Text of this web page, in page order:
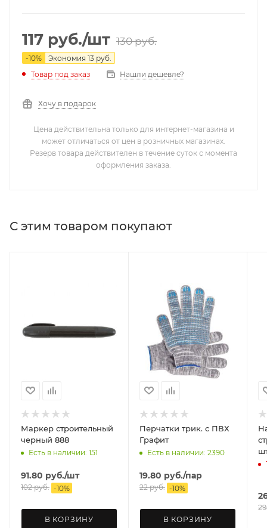
117 руб./шт 130руб.
-10% Экономия 13 руб.
Товар под заказ
Нашли дешевле?
Хочу в подарок
Цена действительна только для интернет-магазина и
может отличаться от цен в розничных магазинах.
Резерв товара действителен в течение суток с момента
оформления заказа.
С этим товаром покупают
Маркер строительный
черный 888
Есть в наличии: 151
91.80 руб./шт
102руб. -10%
В КОРЗИНУ
Перчатки трик. с ПВХ
Графит
Есть в наличии: 2390
19.80 руб./пар
22руб. -10%
В КОРЗИНУ